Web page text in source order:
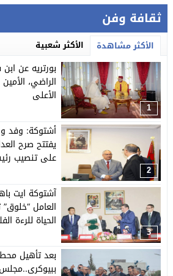
ثقافة وفن
الأكثر مشاهدة الأكثر شعبية
1
بورتريه عن
الراضي،
الأعلى
2
أشتوكة: وفد
يفتتح صرح
على تنصيب
3
آشتوكة ايت
العامل
الحياة للرءة
بعد تأهيل